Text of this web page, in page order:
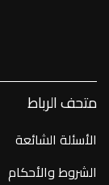
متحف الرباط
الأسئلة الشائعة
الشروط والأحكام